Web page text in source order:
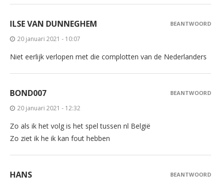
ILSE VAN DUNNEGHEM
20 januari 2021 - 10:07
Niet eerlijk verlopen met die complotten van de Nederlanders
BEANTWOORD
BOND007
20 januari 2021 - 12:32
Zo als ik het volg is het spel tussen nl België
Zo ziet ik he ik kan fout hebben
BEANTWOORD
HANS BEANTWOORD